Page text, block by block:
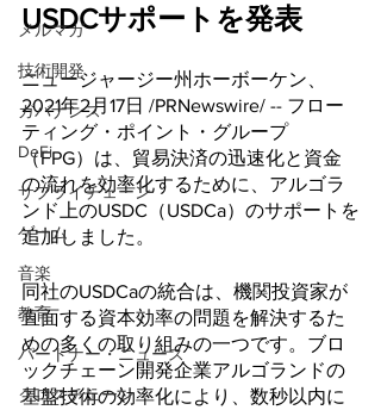
メルマガ
技術開発
ガバナンス
DeFi
サプライチェーン
ゲーム
音楽
教育
パートナー・ニュース
クロスチェーン
USDCサポートを発表
ニュージャージー州ホーボーケン、
2021年2月17日 /PRNewswire/ -- フロー
ティング・ポイント・グループ
（FPG）は、貿易決済の迅速化と資金
の流れを効率化するために、アルゴラ
ンド上のUSDC（USDCa）のサポートを
追加しました。
同社のUSDCaの統合は、機関投資家が
直面する資本効率の問題を解決するた
めの多くの取り組みの一つです。ブロ
ックチェーン開発企業アルゴランドの
基盤技術の効率化により、数秒以内に